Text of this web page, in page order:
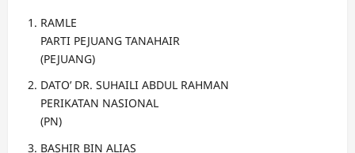
RAMLE
PARTI PEJUANG TANAHAIR
(PEJUANG)
DATO’ DR. SUHAILI ABDUL RAHMAN
PERIKATAN NASIONAL
(PN)
BASHIR BIN ALIAS